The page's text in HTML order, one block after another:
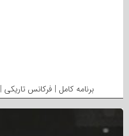
برنامه کامل | فرکانس تاریکی | ۱۴۰۴.۱۱.۲۰ | استاد عصام العماد